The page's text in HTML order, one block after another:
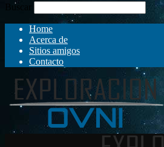
Buscar
Home
Acerca de
Sitios amigos
Contacto